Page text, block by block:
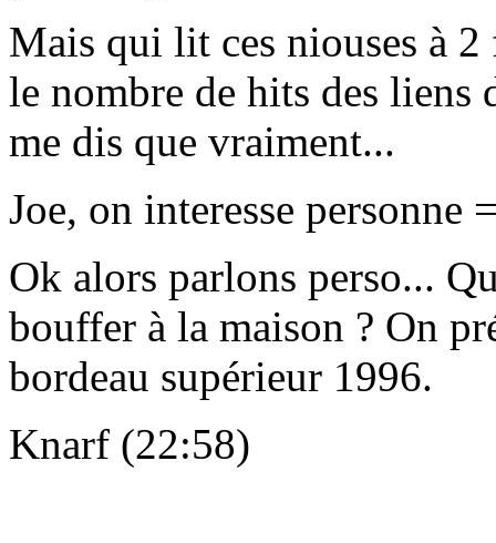
Mais qui lit ces niouses à 2
le nombre de hits des liens
me dis que vraiment...
Joe, on interesse personne
Ok alors parlons perso...
bouffer à la maison ? On
bordeau supérieur 1996.
Knarf (22:58)